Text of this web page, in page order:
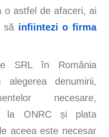
o astfel de afaceri, ai
să infiintezi o firma
SRL în România
alegerea denumirii,
necesare,
la ONRC și plata
aceea este necesar